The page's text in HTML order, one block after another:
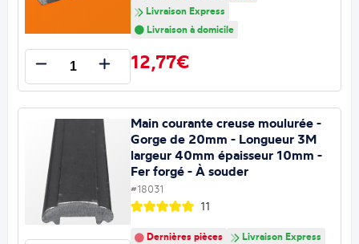
Livraison Express
Livraison à domicile
12,77€
Main courante creuse moulurée -
Gorge de 20mm - Longueur 3M
largeur 40mm épaisseur 10mm -
Fer forgé - À souder
#18031
11
Dernières pièces
Livraison Express